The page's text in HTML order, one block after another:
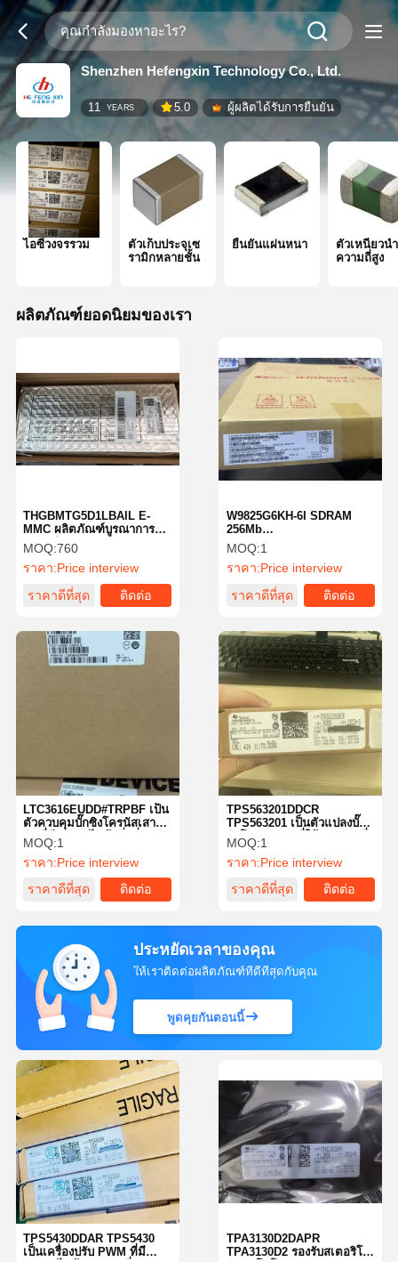
Shenzhen Hefengxin Technology Co., Ltd.
11 YEARS 5.0 ผู้ผลิตได้รับการยืนยัน
ไอซีวงจรรวม
ตัวเก็บประจุเซ
รามิกหลายชั้น
ยืนยันแผ่นหนา
ตัวเหนี่ยวนำ
ความถี่สูง
ผลิตภัณฑ์ยอดนิยมของเรา
THGBMTG5D1LBAIL E-
MMC ผลิตภัณฑ์บูรณาการ
ความจําแฟลชและ e-MMC
เครื่องควบคุมในแพคเกจ
BGA เดียวเพื่อดําเนินหน้าที่
เช่น การแก้ไขความผิด
พลาด, การสมดุลการสูญเสีย,
MOQ:760
ราคา:Price interview
ราคาดีที่สุด
ติดต่อ
W9825G6KH-6I SDRAM
256Mb
((32MB,16Mbx16)3.3v เกรด
อุตสาหกรรม-40 c ~ 85 c,
166mhz/cl3or133mhz/Cl2
MOQ:1
ราคา:Price interview
ราคาดีที่สุด
ติดต่อ
LTC3616EUDD#TRPBF เป็น
ตัวควบคุมบั๊กซิงโครนัสเสา
หินที่มีกระแสไฟฟ้านิ่งต่ำ และ
ใช้โหมดปัจจุบันและ
สถาปัตยกรรมความถี่คงที่
MOQ:1
ราคา:Price interview
ราคาดีที่สุด
ติดต่อ
TPS563201DDCR
TPS563201 เป็นตัวแปลงบั๊ก
ซิงโครนัส 3A ที่ใช้งานง่าย ซึ่ง
บรรจุอยู่ใน SOT-23 รองรับ
ช่วงแรงดันไฟฟ้าอินพุต 4.5V
ถึง 17V, ช่วงแรงดันเอาต์พุต
0.76V ถึง 7V,
MOQ:1
ราคา:Price interview
ราคาดีที่สุด
ติดต่อ
ประหยัดเวลาของคุณ
ให้เราติดต่อผลิตภัณฑ์ที่ดีที่สุดกับคุณ
พูดคุยกันตอนนี้
TPA3130D2DAPR
TPA3130D2 รองรับสเตอริโอ
TPS5430DDAR TPS5430
เป็นเครื่องปรับ PWM ที่มี